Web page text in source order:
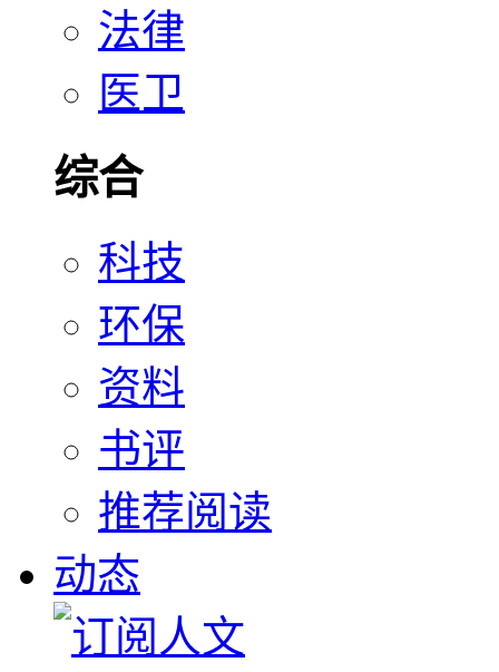
法律
医卫
综合
科技
环保
资料
书评
推荐阅读
动态